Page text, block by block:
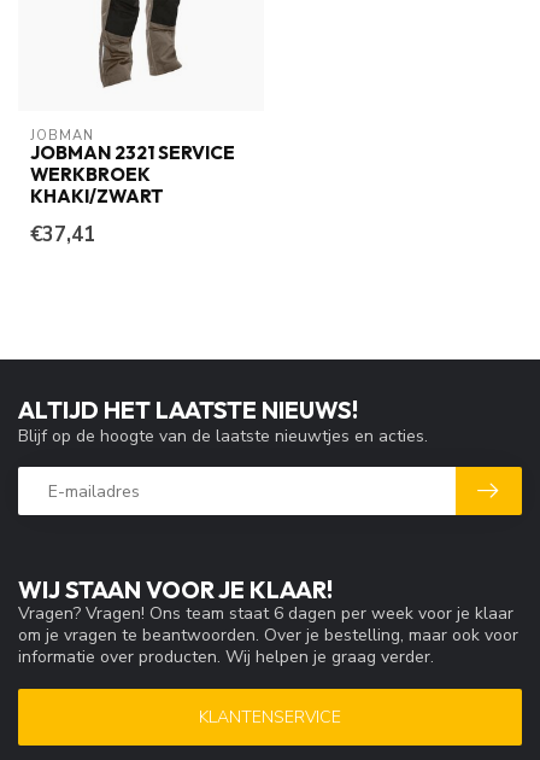
JOBMAN
JOBMAN 2321 SERVICE
WERKBROEK
KHAKI/ZWART
€37,41
WIJ STAAN VOOR JE KLAAR!
Vragen? Vragen! Ons team staat 6 dagen per week voor je klaar
om je vragen te beantwoorden. Over je bestelling, maar ook voor
informatie over producten. Wij helpen je graag verder.
KLANTENSERVICE
ALTIJD HET LAATSTE NIEUWS!
Blijf op de hoogte van de laatste nieuwtjes en acties.